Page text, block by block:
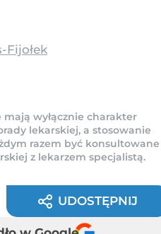
Fijołek
wyłącznie charakter
lekarskiej, a stosowanie
razem być konsultowane
z lekarzem specjalistą.
UDOSTĘPNIJ